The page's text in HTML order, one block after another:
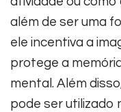
além de ser uma
ele incentiva a
protege a
mental. Além
pode ser